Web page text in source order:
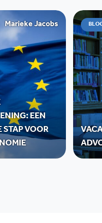
Marieke Jacobs
EEN
VOOR